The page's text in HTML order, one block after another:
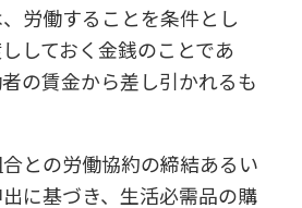
労働することを条件とし
しておく金銭のことであ
の賃金から差し引かれるも
との労働協約の締結あるい
に基づき、生活必需品の購